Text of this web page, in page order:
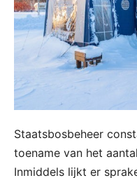
Staatsbosbeheer
toename van het
Inmiddels lijkt er